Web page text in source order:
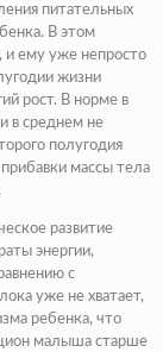
питательных
В этом
и ему уже непросто
жизни
рост. В норме в
в среднем не
полугодия
массы тела
развитие
энергии,
с
уже не хватает,
ребенка, что
малыша старше